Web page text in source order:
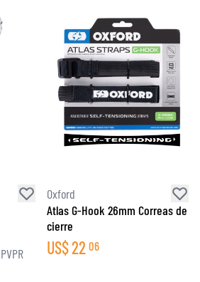
Oxford
Atlas G-Hook 26mm Correas de
cierre
US$22 06